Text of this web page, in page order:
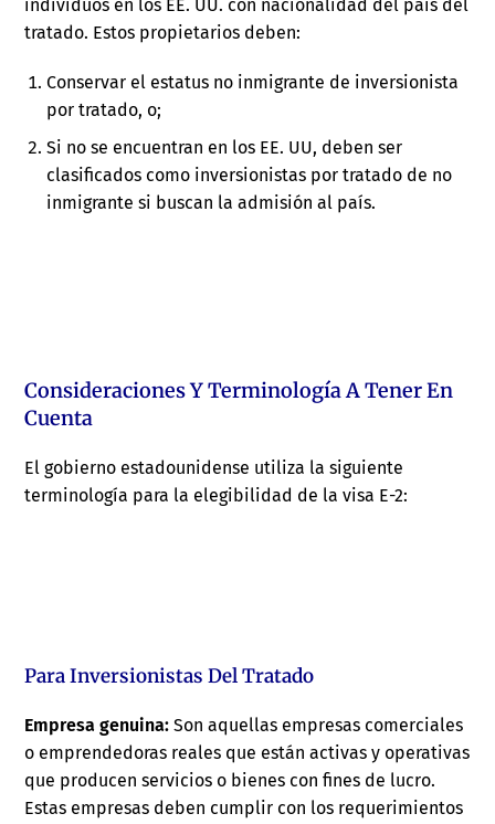
individuos en los EE. UU. con nacionalidad del país del
tratado. Estos propietarios deben:
Conservar el estatus no inmigrante de inversionista
por tratado, o;
Si no se encuentran en los EE. UU, deben ser
clasificados como inversionistas por tratado de no
inmigrante si buscan la admisión al país.
Consideraciones Y Terminología A Tener En
Cuenta
El gobierno estadounidense utiliza la siguiente
terminología para la elegibilidad de la visa E-2:
Para Inversionistas Del Tratado
Empresa genuina: Son aquellas empresas comerciales
o emprendedoras reales que están activas y operativas
que producen servicios o bienes con fines de lucro.
Estas empresas deben cumplir con los requerimientos